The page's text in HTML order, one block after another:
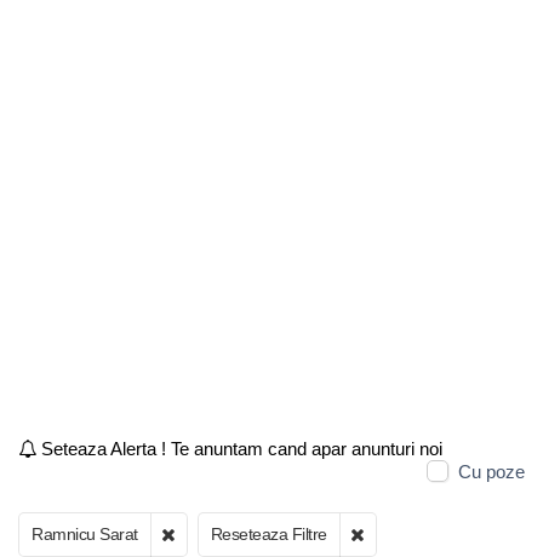
Seteaza Alerta ! Te anuntam cand apar anunturi noi
Cu poze
Ramnicu Sarat Reseteaza Filtre